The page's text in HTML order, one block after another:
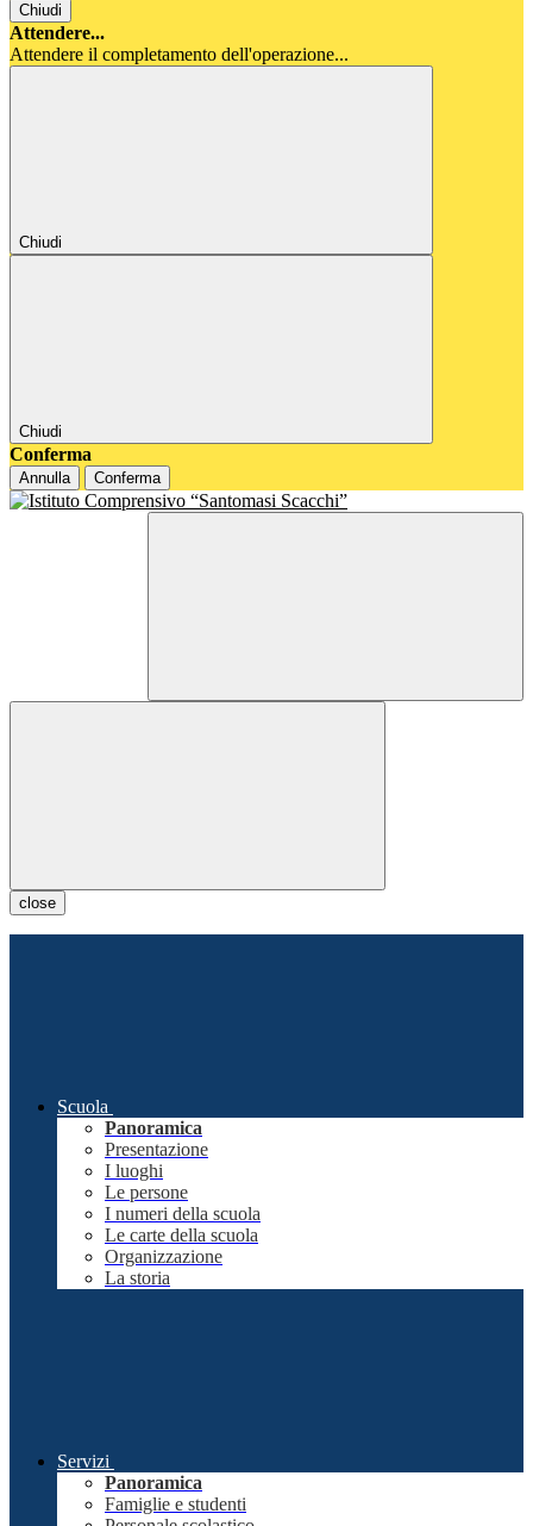
Chiudi
Attendere...
Attendere il completamento dell'operazione...
Chiudi
Chiudi
Conferma
Annulla Conferma
close
Scuola
Panoramica
Presentazione
I luoghi
Le persone
I numeri della scuola
Le carte della scuola
Organizzazione
La storia
Servizi
Panoramica
Famiglie e studenti